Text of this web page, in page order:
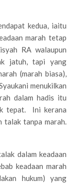
kedua, iaitu
marah tetap
RA walaupun
jatuh, tapi yang
(marah biasa),
menukilkan
dalam hadis itu
tepat. Ini kerana
talak tanpa marah.
dalam keadaan
keadaan marah
hukum) yang